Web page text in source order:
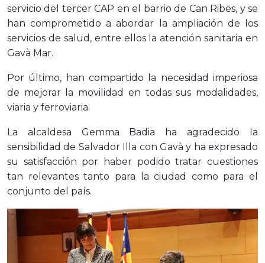
servicio del tercer CAP en el barrio de Can Ribes, y se
han comprometido a abordar la ampliación de los
servicios de salud, entre ellos la atención sanitaria en
Gavà Mar.
Por último, han compartido la necesidad imperiosa
de mejorar la movilidad en todas sus modalidades,
viaria y ferroviaria.
La alcaldesa Gemma Badia ha agradecido la
sensibilidad de Salvador Illa con Gavà y ha expresado
su satisfacción por haber podido tratar cuestiones
tan relevantes tanto para la ciudad como para el
conjunto del país.